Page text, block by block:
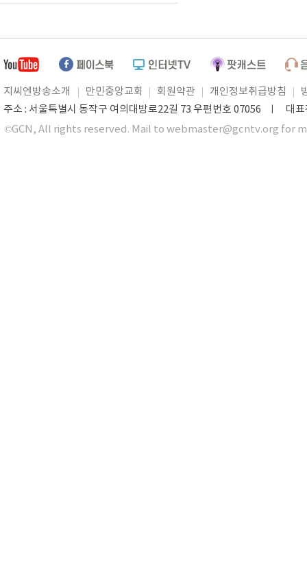
지씨엔방송소개 만민중앙교회 회원약관 개인정보취급방침
주소 : 서울특별시 동작구 여의대방로22길 73 우편번호 07056 ㅣ 대
©GCN, All rights reserved. Mail to webmaster@gcntv.org for